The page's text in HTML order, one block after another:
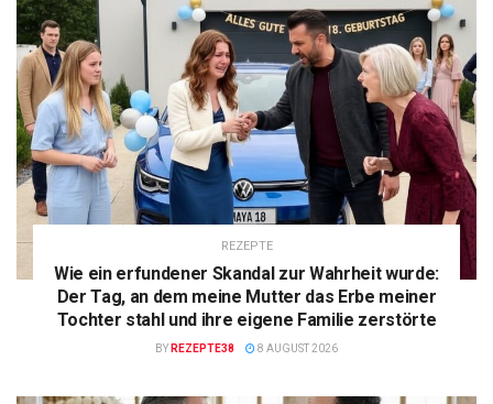
REZEPTE
Wie ein erfundener Skandal zur Wahrheit wurde:
Der Tag, an dem meine Mutter das Erbe meiner
Tochter stahl und ihre eigene Familie zerstörte
BY REZEPTE38 8 AUGUST 2026